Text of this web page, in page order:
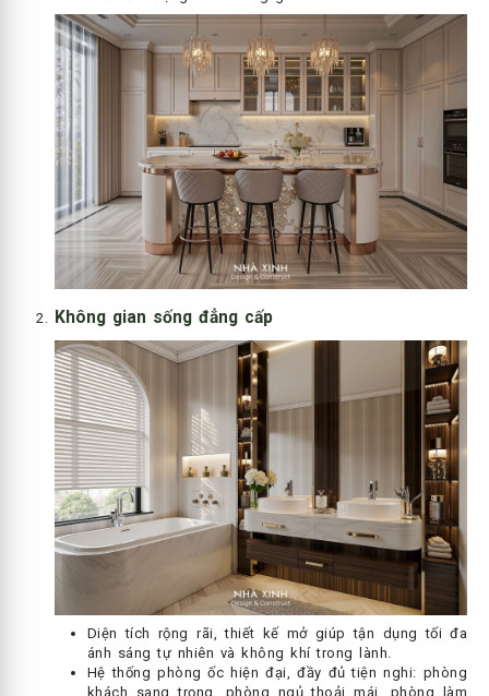
Không gian sống đẳng cấp
Diện tích rộng rãi, thiết kế mở giúp tận dụng tối đa
ánh sáng tự nhiên và không khí trong lành.
Hệ thống phòng ốc hiện đại, đầy đủ tiện nghi: phòng
khách sang trọng, phòng ngủ thoải mái, phòng làm